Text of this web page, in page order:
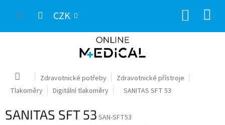
CZK
Domů Zdravotnické potřeby
Zdravotnické přístroje
Tlakoměry
Digitální tlakoměry SANITAS SFT 53
SANITAS SFT 53 SAN-SFT53